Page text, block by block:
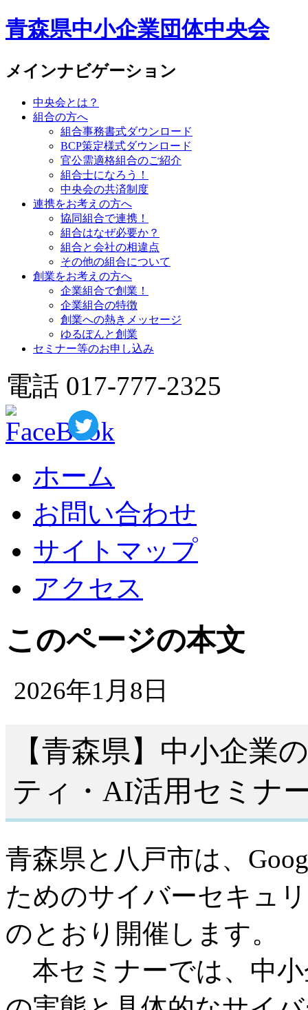
青森県中小企業団体中央会
メインナビゲーション
中央会とは？
組合の方へ
組合事務書式ダウンロード
BCP策定様式ダウンロード
官公需適格組合のご紹介
組合士になろう！
中央会の共済制度
連携をお考えの方へ
協同組合で連携！
組合はなぜ必要か？
組合と会社の相違点
その他の組合について
創業をお考えの方へ
企業組合で創業！
企業組合の特徴
創業への熱きメッセージ
ゆるぽんと創業
セミナー等のお申し込み
電話 017-777-2325
ホーム
お問い合わせ
サイトマップ
アクセス
このページの本文
2026年1月8日
【青森県】中小企業
ティ・AI活用セミナ
青森県と八戸市は、
ためのサイバーセキュ
のとおり開催します。
本セミナーでは、中